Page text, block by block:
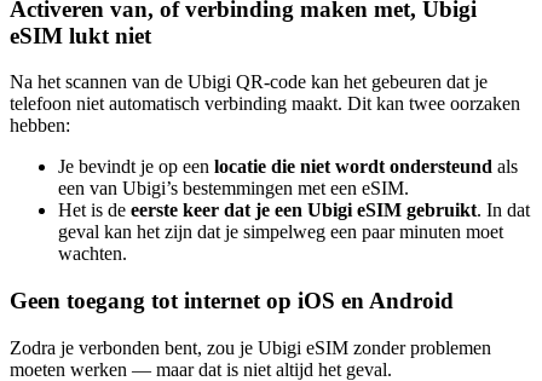
Activeren van, of verbinding maken met, Ubigi
eSIM lukt niet
Na het scannen van de Ubigi QR-code kan het gebeuren dat je
telefoon niet automatisch verbinding maakt. Dit kan twee oorzaken
hebben:
Je bevindt je op een locatie die niet wordt ondersteund als
een van Ubigi’s bestemmingen met een eSIM.
Het is de eerste keer dat je een Ubigi eSIM gebruikt. In dat
geval kan het zijn dat je simpelweg een paar minuten moet
wachten.
Geen toegang tot internet op iOS en Android
Zodra je verbonden bent, zou je Ubigi eSIM zonder problemen
moeten werken — maar dat is niet altijd het geval.